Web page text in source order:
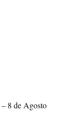
8 de Agosto